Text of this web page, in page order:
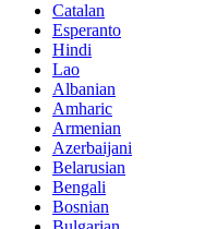
Catalan
Esperanto
Hindi
Lao
Albanian
Amharic
Armenian
Azerbaijani
Belarusian
Bengali
Bosnian